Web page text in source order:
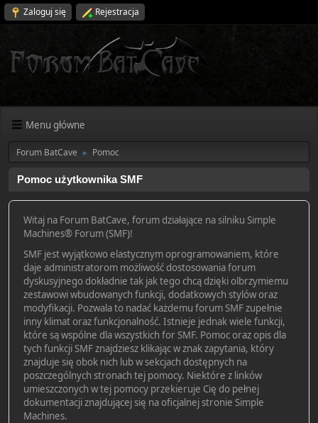
Zaloguj się Rejestracja
Menu główne
Forum BatCave ► Pomoc
Pomoc użytkownika SMF
Witaj na Forum BatCave, forum działające na silniku Simple
Machines® Forum (SMF)!
SMF jest wyjątkowo elastycznym oprogramowaniem, które
daje administratorom możliwość dostosowania forum
dyskusyjnego dokładnie tak jak tego chcą dzięki olbrzymiemu
zestawowi wbudowanych funkcji, dodatkowych stylów oraz
modyfikacji. Pozwala to nadać każdemu forum SMF zupełnie
inny klimat oraz funkcjonalność. Istnieje jednak wiele funkcji,
które są wspólne dla wszystkich for SMF. Pomoc oraz opis dla
tych funkcji SMF znajdziesz klikając w znak zapytania, który
znajduje się obok nich lub w sekcjach dostępnych na
poszczególnych stronach tej pomocy. Niektóre z linków
umieszczonych w tej pomocy przekieruje Cię do pełnej
dokumentacji znajdującej się na oficjalnej stronie Simple
Machines.